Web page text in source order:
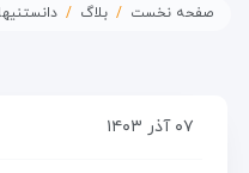
صفحه نخست بلاگ دانستنیها
۰۷ آذر ۱۴۰۳